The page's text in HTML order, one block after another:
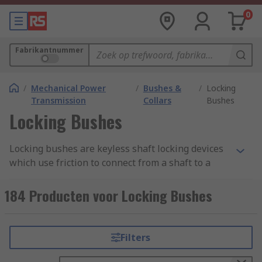
0
Fabrikantnummer
/ Mechanical Power
Transmission
/ Bushes &
Collars
/ Locking
Bushes
Locking Bushes
Locking bushes are keyless shaft locking devices
which use friction to connect from a shaft to a
several elements such as gears, pulleys, and
sprockets.
How do locking bushes work?
184 Producten voor Locking Bushes
Filters